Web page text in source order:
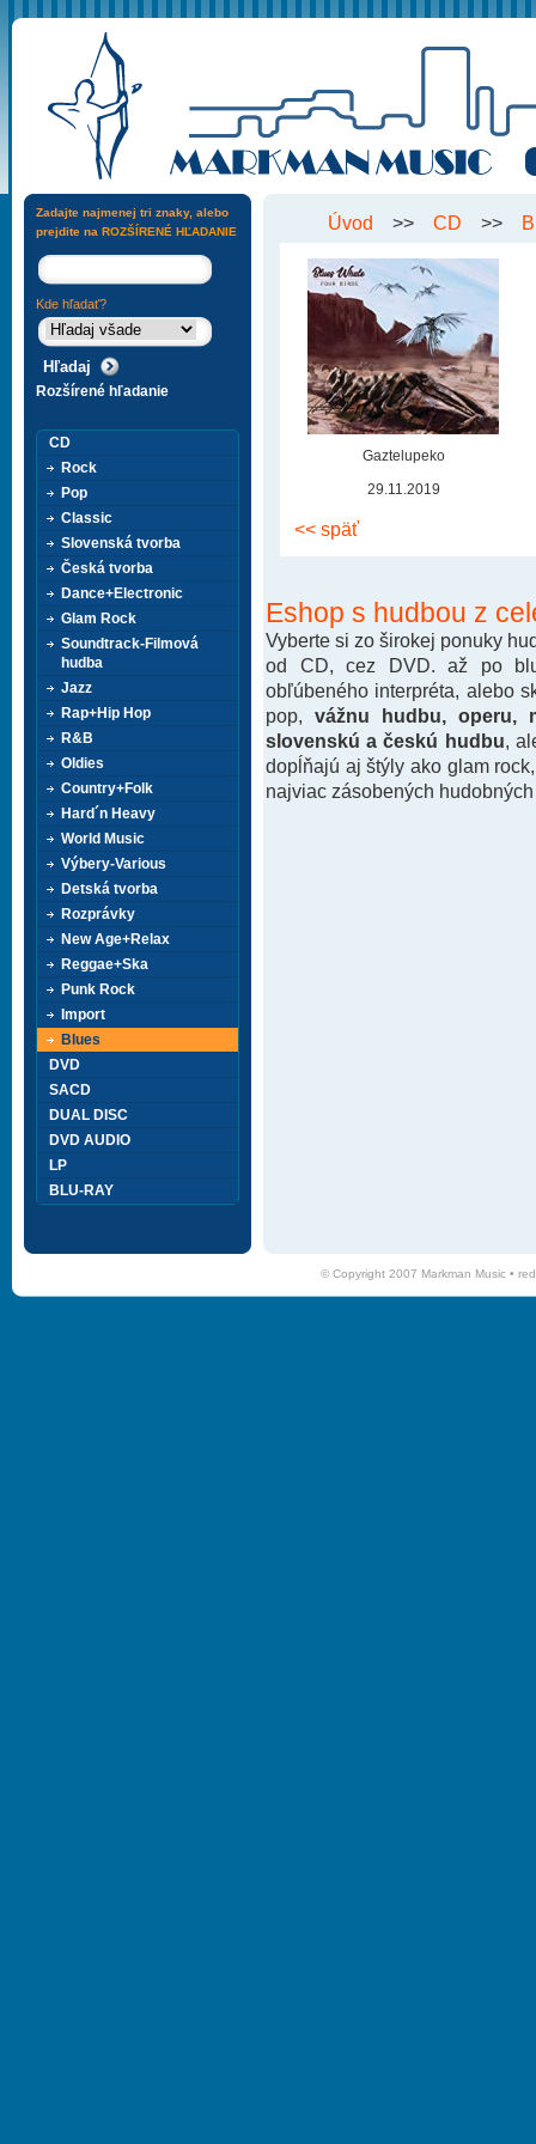
Úvod >> CD >>
Gaztelupeko
29.11.2019
<< späť
Eshop s hudbou z
Vyberte si zo širokej ponuky
od CD, cez DVD. až po
obľúbeného interpréta, alebo
pop, vážnu hudbu, operu,
slovenskú a českú hudbu ,
dopĺňajú aj štýly ako glam
najviac zásobených
Zadajte najmenej tri znaky, alebo
prejdite na ROZŠÍRENÉ HĽADANIE
Kde hľadať?
Rozšírené hľadanie
CD
Rock
Pop
Classic
Slovenská tvorba
Česká tvorba
Dance+Electronic
Glam Rock
Soundtrack-Filmová
hudba
Jazz
Rap+Hip Hop
R&B
Oldies
Country+Folk
Hard´n Heavy
World Music
Výbery-Various
Detská tvorba
Rozprávky
New Age+Relax
Reggae+Ska
Punk Rock
Import
Blues
DVD
SACD
DUAL DISC
DVD AUDIO
LP
BLU-RAY
© Copyright 2007 Markman Music •